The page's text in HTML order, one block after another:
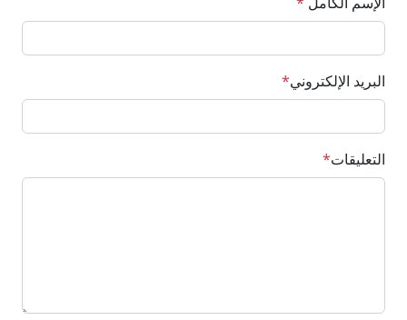
البريد الإلكتروني*
التعليقات*